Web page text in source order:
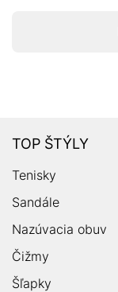
TOP ŠTÝLY
Tenisky
Sandále
Nazúvacia obuv
Čižmy
Šľapky